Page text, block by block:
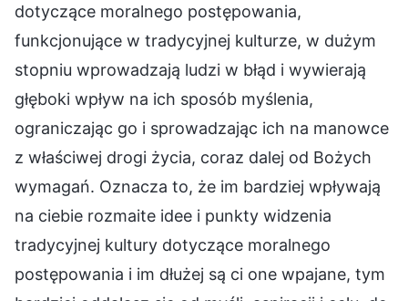
dotyczące moralnego postępowania,
funkcjonujące w tradycyjnej kulturze, w dużym
stopniu wprowadzają ludzi w błąd i wywierają
głęboki wpływ na ich sposób myślenia,
ograniczając go i sprowadzając ich na manowce
z właściwej drogi życia, coraz dalej od Bożych
wymagań. Oznacza to, że im bardziej wpływają
na ciebie rozmaite idee i punkty widzenia
tradycyjnej kultury dotyczące moralnego
postępowania i im dłużej są ci one wpajane, tym